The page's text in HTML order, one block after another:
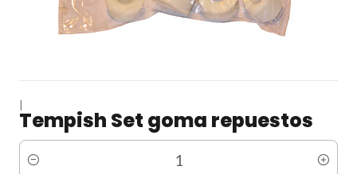
Tempish Set goma repuestos
Cantidad